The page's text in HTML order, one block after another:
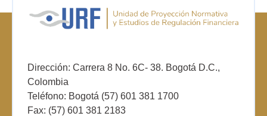
Dirección: Carrera 8 No. 6C- 38. Bogotá D.C.,
Colombia
Teléfono: Bogotá (57) 601 381 1700
Fax: (57) 601 381 2183